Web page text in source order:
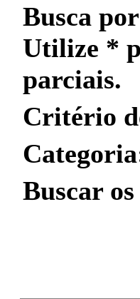
Busca
Utilize *
parciais.
Critério
Buscar